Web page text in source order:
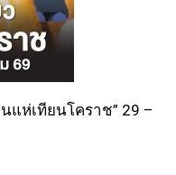
แห่เทียนโคราช” 29 –